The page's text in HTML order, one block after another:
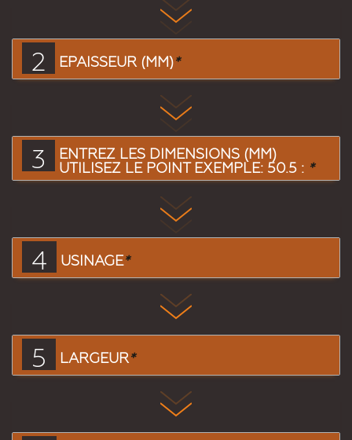
2 EPAISSEUR (MM)*
3
ENTREZ LES DIMENSIONS (MM)
UTILISEZ LE POINT EXEMPLE: 50.5 : *
4 USINAGE*
5 LARGEUR*